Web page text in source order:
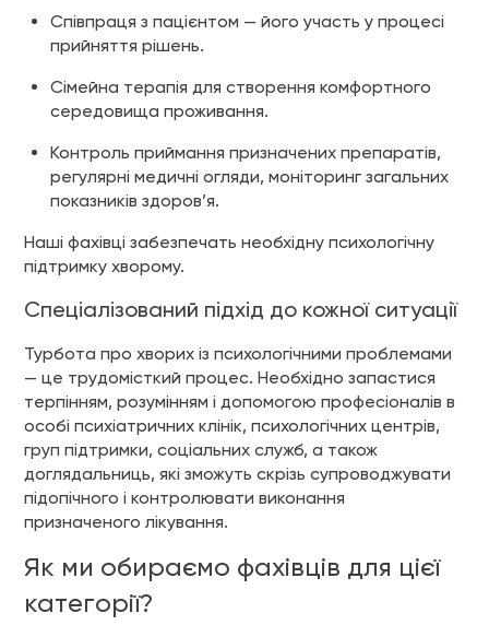
Співпраця з пацієнтом — його участь у процесі
прийняття рішень.
Сімейна терапія для створення комфортного
середовища проживання.
Контроль приймання призначених препаратів,
регулярні медичні огляди, моніторинг загальних
показників здоров’я.
Наші фахівці забезпечать необхідну психологічну
підтримку хворому.
Спеціалізований підхід до кожної ситуації
Турбота про хворих із психологічними проблемами
— це трудомісткий процес. Необхідно запастися
терпінням, розумінням і допомогою професіоналів в
особі психіатричних клінік, психологічних центрів,
груп підтримки, соціальних служб, а також
доглядальниць, які зможуть скрізь супроводжувати
підопічного і контролювати виконання
призначеного лікування.
Як ми обираємо фахівців для цієї
категорії?